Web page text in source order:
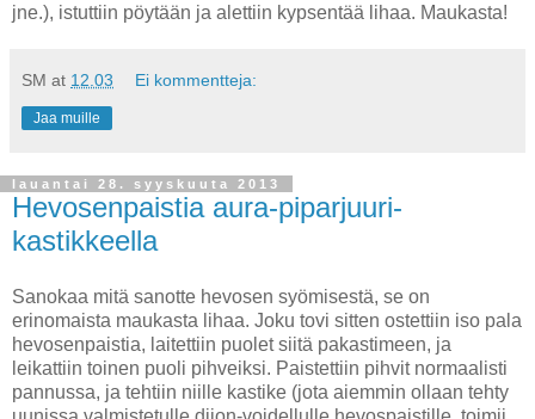
jne.), istuttiin pöytään ja alettiin kypsentää lihaa. Maukasta!
SM at 12.03 Ei kommentteja:
Jaa muille
lauantai 28. syyskuuta 2013
Hevosenpaistia aura-piparjuuri-
kastikkeella
Sanokaa mitä sanotte hevosen syömisestä, se on
erinomaista maukasta lihaa. Joku tovi sitten ostettiin iso pala
hevosenpaistia, laitettiin puolet siitä pakastimeen, ja
leikattiin toinen puoli pihveiksi. Paistettiin pihvit normaalisti
pannussa, ja tehtiin niille kastike (jota aiemmin ollaan tehty